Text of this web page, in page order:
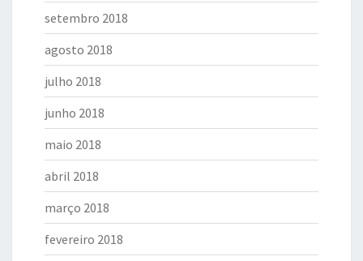
setembro 2018
agosto 2018
julho 2018
junho 2018
maio 2018
abril 2018
março 2018
fevereiro 2018